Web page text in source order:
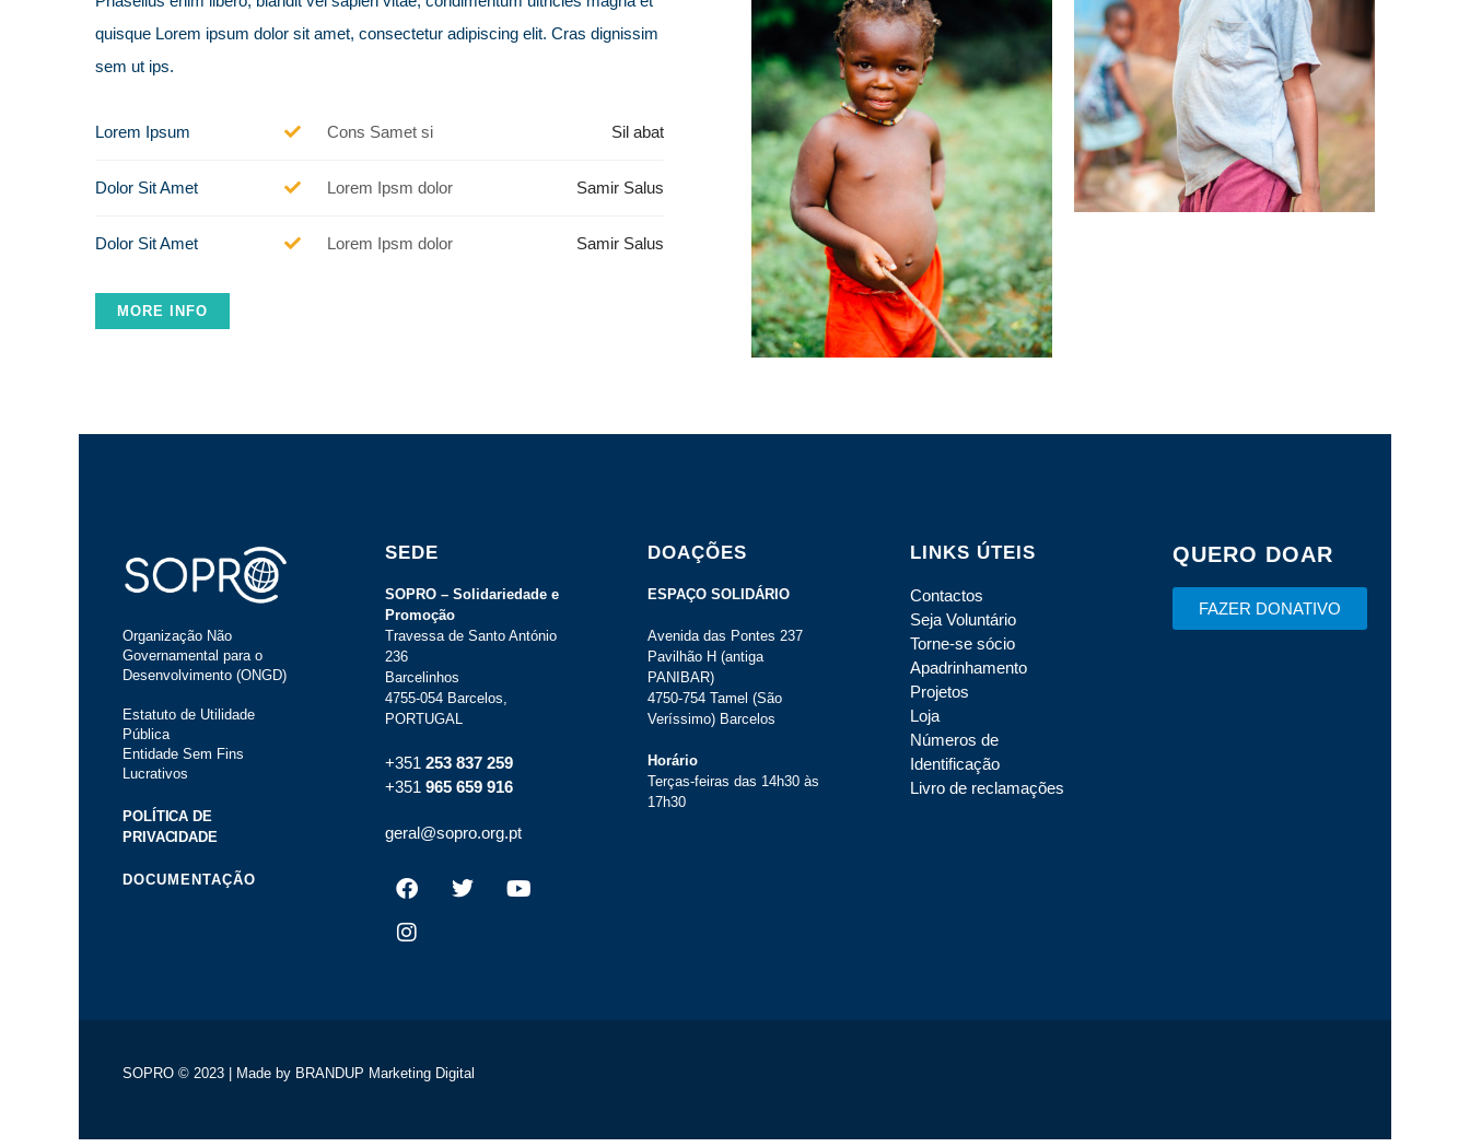
quisque Lorem ipsum dolor sit amet, consectetur adipiscing elit. Cras dignissim
sem ut ips.​
Lorem Ipsum Cons Samet si Sil abat
Dolor Sit Amet Lorem Ipsm dolor Samir Salus
Dolor Sit Amet Lorem Ipsm dolor Samir Salus
MORE INFO
Organização Não
Governamental para o
Desenvolvimento (ONGD)
Estatuto de Utilidade
Pública
Entidade Sem Fins
Lucrativos
POLÍTICA DE
PRIVACIDADE
DOCUMENTAÇÃO
SEDE
SOPRO – Solidariedade e
Promoção
Travessa de Santo António
236
Barcelinhos
4755-054 Barcelos,
PORTUGAL
+351 253 837 259
+351 965 659 916
geral@sopro.org.pt
DOAÇÕES
ESPAÇO SOLIDÁRIO
Avenida das Pontes 237
Pavilhão H (antiga
PANIBAR)
4750-754 Tamel (São
Veríssimo) Barcelos
Horário
Terças-feiras das 14h30 às
17h30
LINKS ÚTEIS
Contactos
Seja Voluntário
Torne-se sócio
Apadrinhamento
Projetos
Loja
Números de
Identificação
Livro de reclamações
QUERO DOAR
FAZER DONATIVO
SOPRO © 2023 | Made by BRANDUP Marketing Digital